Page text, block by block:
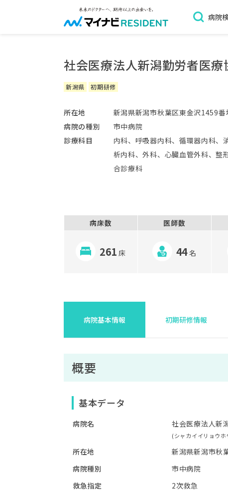
病院
社会医療法人新潟勤労者医
新潟県 初期研修
所在地
新潟県新潟市秋葉区東金沢1459番
病院の種別
市中病院
診療科目
内科、呼吸器内科、循環器内科、
析内科、外科、心臓血管外科、整
合診療科
病床数
261 床
医師数
44名
病院基本情報 初期研修情報
概要
基本データ
病院名 社会医療法人新
(シャカイイリョウ
所在地
新潟県新潟市秋
病院種別
市中病院
救急指定
2次救急